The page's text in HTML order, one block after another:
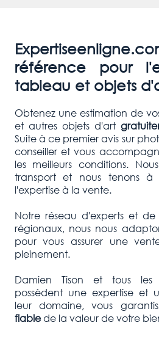
référence pour
tableau et objets
Obtenez une estimation de
et autres objets d'art
Suite à ce premier avis sur
conseiller et vous
les meilleurs conditions.
transport et nous tenons à
l'expertise à la vente.
Notre réseau d'experts et de
régionaux, nous nous
pour vous assurer une
pleinement.
Damien Tison et tous les
possèdent une expertise et
leur domaine, vous
fiablede la valeur de votre